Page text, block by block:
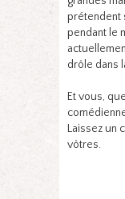
prétendent
pendant le
drôle dans
Et vous,
Laissez un
vôtres.